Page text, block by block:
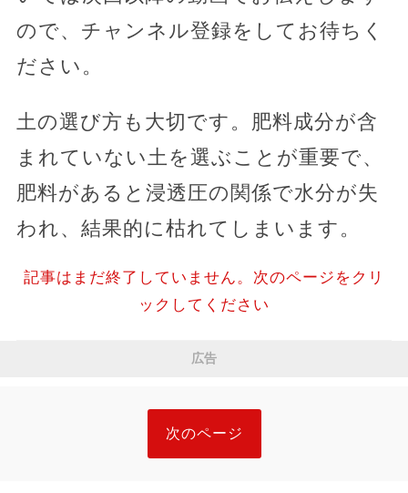
ので、チャンネル登録をしてお待ちく
ださい。
土の選び方も大切です。肥料成分が含
まれていない土を選ぶことが重要で、
肥料があると浸透圧の関係で水分が失
われ、結果的に枯れてしまいます。
記事はまだ終了していません。次のページをクリ
ックしてください
広告
次のページ